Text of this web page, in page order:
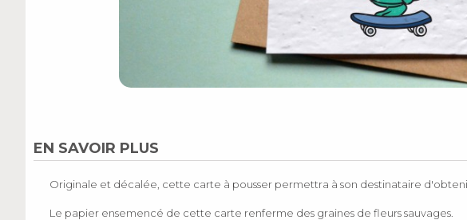
EN SAVOIR PLUS
Originale et décalée, cette carte à pousser permettra à son destinataire
Le papier ensemencé de cette carte renferme des graines de fleurs sauvages.